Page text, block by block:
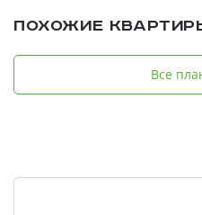
Похожие
Все